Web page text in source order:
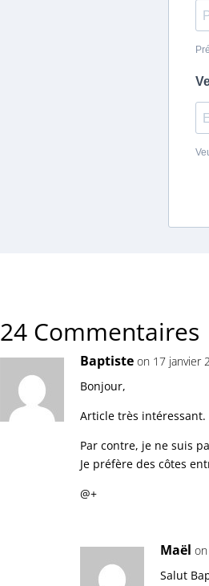
24 Commentaires
Baptiste on 17 janvier
Bonjour,
Article très intéressant.
Par contre, je ne suis
Je préfère des côtes
@+
Maël
Salut